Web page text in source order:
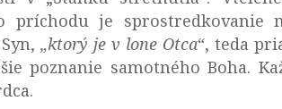
príchodu je sprostredkovanie
„ktorý jev lone Otca“, teda
poznanie samotného Boha.